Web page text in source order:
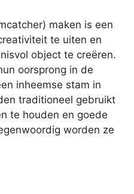
maken is een
te uiten en
object te creëren.
oorsprong in de
inheemse stam in
traditioneel gebruikt
te houden en goede
worden ze